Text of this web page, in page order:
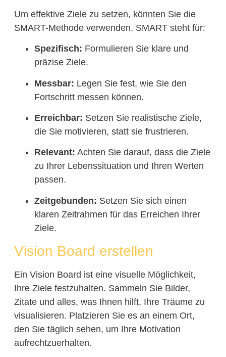
Um effektive Ziele zu setzen, könnten Sie die
SMART-Methode verwenden. SMART steht für:
Spezifisch: Formulieren Sie klare und
präzise Ziele.
Messbar: Legen Sie fest, wie Sie den
Fortschritt messen können.
Erreichbar: Setzen Sie realistische Ziele,
die Sie motivieren, statt sie frustrieren.
Relevant: Achten Sie darauf, dass die Ziele
zu Ihrer Lebenssituation und Ihren Werten
passen.
Zeitgebunden: Setzen Sie sich einen
klaren Zeitrahmen für das Erreichen Ihrer
Ziele.
Vision Board erstellen
Ein Vision Board ist eine visuelle Möglichkeit,
Ihre Ziele festzuhalten. Sammeln Sie Bilder,
Zitate und alles, was Ihnen hilft, Ihre Träume zu
visualisieren. Platzieren Sie es an einem Ort,
den Sie täglich sehen, um Ihre Motivation
aufrechtzuerhalten.